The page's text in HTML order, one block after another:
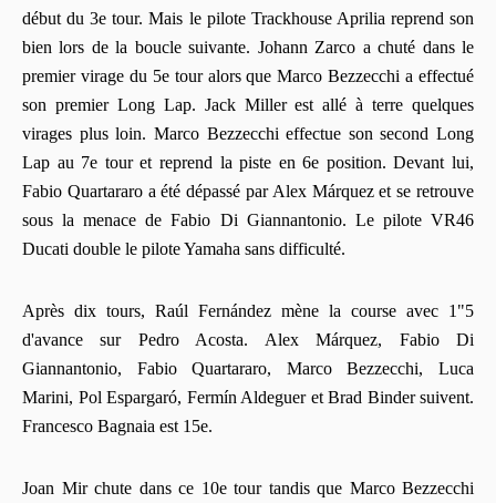
début du 3e tour. Mais le pilote Trackhouse Aprilia reprend son
bien lors de la boucle suivante. Johann Zarco a chuté dans le
premier virage du 5e tour alors que Marco Bezzecchi a effectué
son premier Long Lap. Jack Miller est allé à terre quelques
virages plus loin. Marco Bezzecchi effectue son second Long
Lap au 7e tour et reprend la piste en 6e position. Devant lui,
Fabio Quartararo a été dépassé par Alex Márquez et se retrouve
sous la menace de Fabio Di Giannantonio. Le pilote VR46
Ducati double le pilote Yamaha sans difficulté.
Après dix tours, Raúl Fernández mène la course avec 1"5
d'avance sur Pedro Acosta. Alex Márquez, Fabio Di
Giannantonio, Fabio Quartararo, Marco Bezzecchi, Luca
Marini, Pol Espargaró, Fermín Aldeguer et Brad Binder suivent.
Francesco Bagnaia est 15e.
Joan Mir chute dans ce 10e tour tandis que Marco Bezzecchi